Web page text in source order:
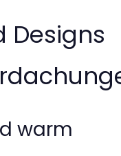
Designs
warm